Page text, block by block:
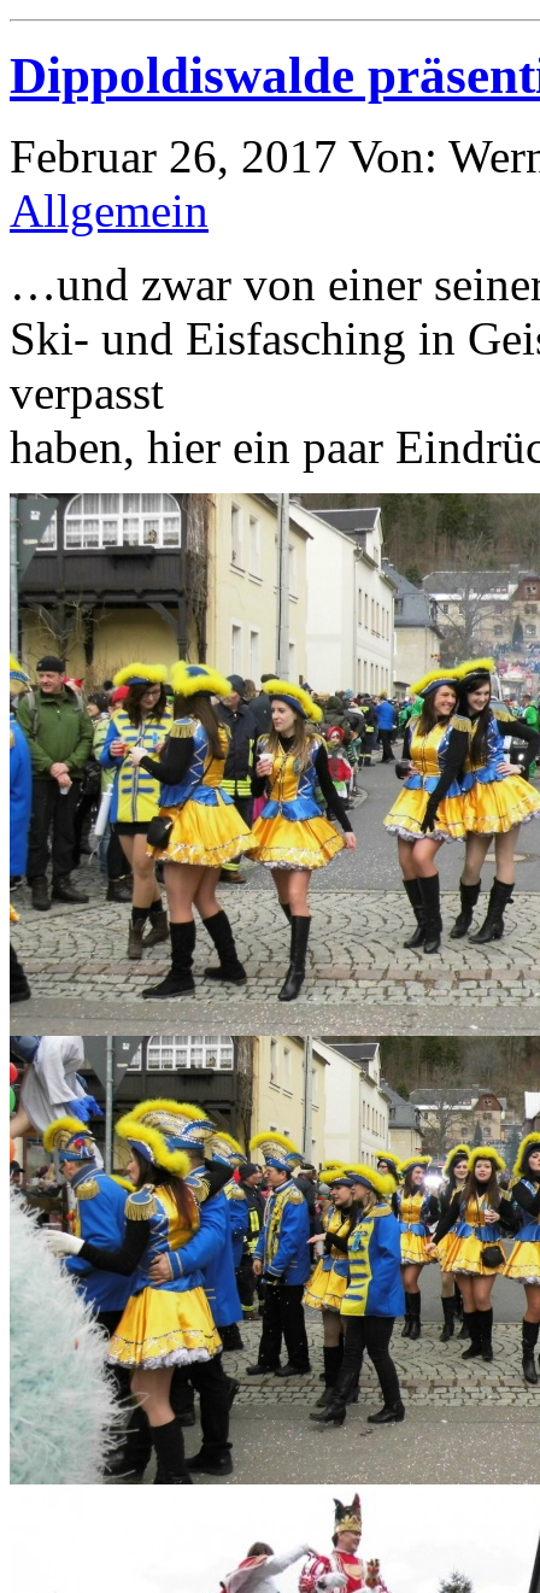
Dippoldiswalde
Februar 26, 2017 Von:
Allgemein
…und zwar von einer
Ski- und Eisfasching in
verpasst
haben, hier ein paar